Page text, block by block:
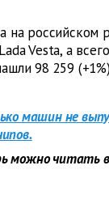
на российском
Vesta, а
98 259
машин не
можно читать в